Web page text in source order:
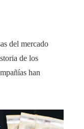
del mercado
de los
han